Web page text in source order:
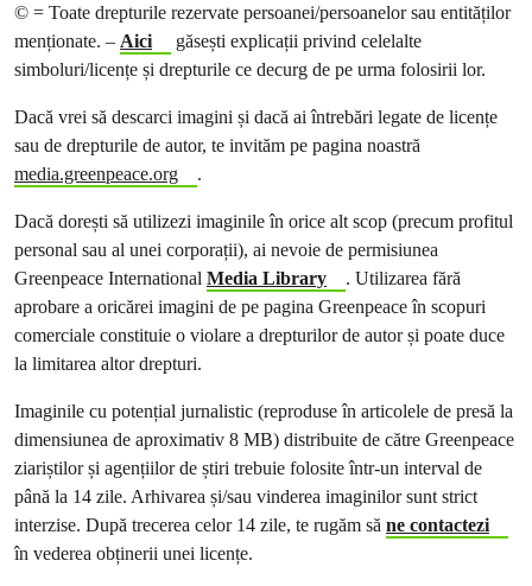
© = Toate drepturile rezervate persoanei/persoanelor sau entităților
menționate. – Aici
găsești explicații privind celelalte
simboluri/licențe și drepturile ce decurg de pe urma folosirii lor.
Dacă vrei să descarci imagini și dacă ai întrebări legate de licențe
sau de drepturile de autor, te invităm pe pagina noastră
media.greenpeace.org
.
Dacă dorești să utilizezi imaginile în orice alt scop (precum profitul
personal sau al unei corporații), ai nevoie de permisiunea
Greenpeace International Media Library
. Utilizarea fără
aprobare a oricărei imagini de pe pagina Greenpeace în scopuri
comerciale constituie o violare a drepturilor de autor și poate duce
la limitarea altor drepturi.
Imaginile cu potențial jurnalistic (reproduse în articolele de presă la
dimensiunea de aproximativ 8 MB) distribuite de către Greenpeace
ziariștilor și agențiilor de știri trebuie folosite într-un interval de
până la 14 zile. Arhivarea și/sau vinderea imaginilor sunt strict
interzise. După trecerea celor 14 zile, te rugăm să ne contactezi
în vederea obținerii unei licențe.